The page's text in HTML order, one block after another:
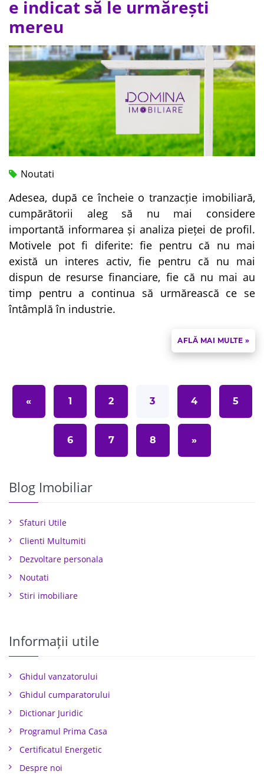
e indicat să le urmărești
mereu
Noutati
Adesea, după ce încheie o tranzacție imobiliară,
cumpărătorii aleg să nu mai considere
importantă informarea și analiza pieței de profil.
Motivele pot fi diferite: fie pentru că nu mai
există un interes activ, fie pentru că nu mai
dispun de resurse financiare, fie că nu mai au
timp pentru a continua să urmărească ce se
întâmplă în industrie.
AFLĂ MAI MULTE »
« 1 2 3 4 5
6 7 8 »
Blog Imobiliar
Sfaturi Utile
Clienti Multumiti
Dezvoltare personala
Noutati
Stiri imobiliare
Informații utile
Ghidul vanzatorului
Ghidul cumparatorului
Dictionar Juridic
Programul Prima Casa
Certificatul Energetic
Despre noi